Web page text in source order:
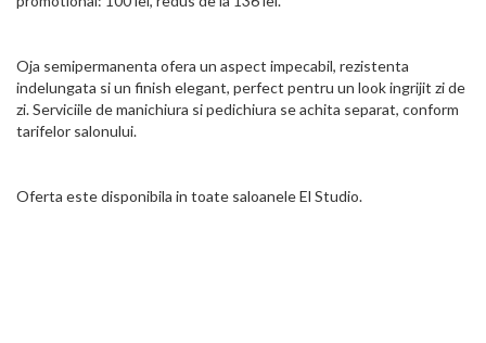
Oja semipermanenta ofera un aspect impecabil, rezistenta
indelungata si un finish elegant, perfect pentru un look ingrijit zi de
zi. Serviciile de manichiura si pedichiura se achita separat, conform
tarifelor salonului.
Oferta este disponibila in toate saloanele El Studio.